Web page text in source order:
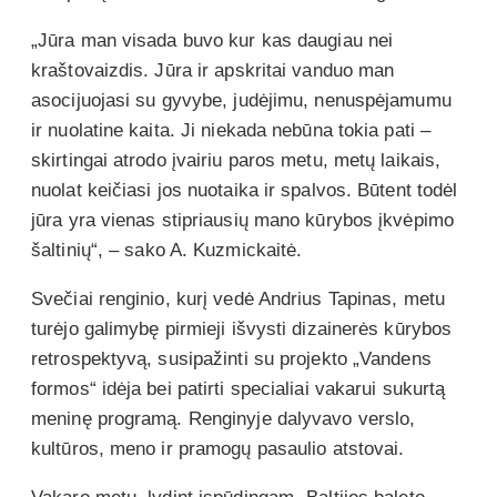
„Jūra man visada buvo kur kas daugiau nei
kraštovaizdis. Jūra ir apskritai vanduo man
asocijuojasi su gyvybe, judėjimu, nenuspėjamumu
ir nuolatine kaita. Ji niekada nebūna tokia pati –
skirtingai atrodo įvairiu paros metu, metų laikais,
nuolat keičiasi jos nuotaika ir spalvos. Būtent todėl
jūra yra vienas stipriausių mano kūrybos įkvėpimo
šaltinių“, – sako A. Kuzmickaitė.
Svečiai renginio, kurį vedė Andrius Tapinas, metu
turėjo galimybę pirmieji išvysti dizainerės kūrybos
retrospektyvą, susipažinti su projekto „Vandens
formos“ idėja bei patirti specialiai vakarui sukurtą
meninę programą. Renginyje dalyvavo verslo,
kultūros, meno ir pramogų pasaulio atstovai.